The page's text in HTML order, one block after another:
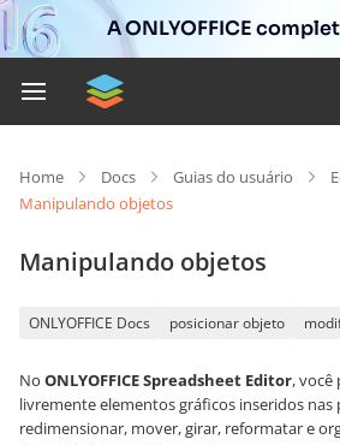
A ONLYOFFICE
Home Docs Guias do usuário
Manipulando objetos
Manipulando objetos
ONLYOFFICE Docs posicionar objeto
No ONLYOFFICE Spreadsheet Editor,
livremente elementos gráficos inseridos
redimensionar, mover, girar, reformatar e